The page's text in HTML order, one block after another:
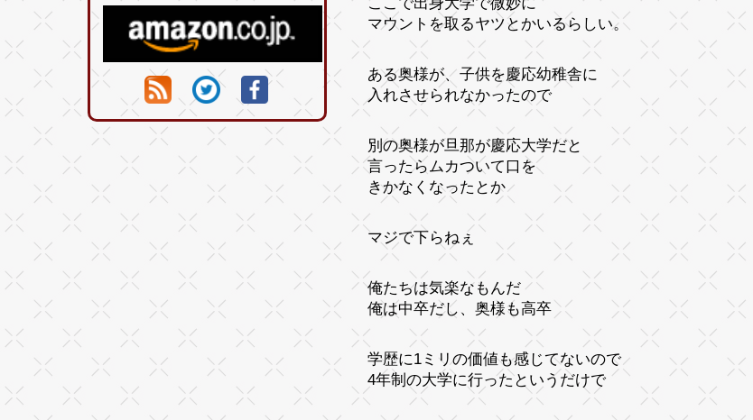
マウントを取るヤツとかいるらしい。
ある奥様が、子供を慶応幼稚舎に
入れさせられなかったので
別の奥様が旦那が慶応大学だと
言ったらムカついて口を
きかなくなったとか
マジで下らねぇ
俺たちは気楽なもんだ
俺は中卒だし、奥様も高卒
学歴に1ミリの価値も感じてないので
4年制の大学に行ったというだけで